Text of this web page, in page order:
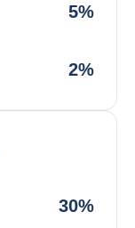
5%
2%
30%